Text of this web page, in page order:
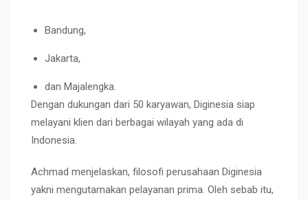
Bandung,
Jakarta,
dan Majalengka.
Dengan dukungan dari 50 karyawan, Diginesia siap
melayani klien dari berbagai wilayah yang ada di
Indonesia.
Achmad menjelaskan, filosofi perusahaan Diginesia
yakni mengutamakan pelayanan prima. Oleh sebab itu,